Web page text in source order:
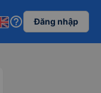
help_outline Đăng nhập